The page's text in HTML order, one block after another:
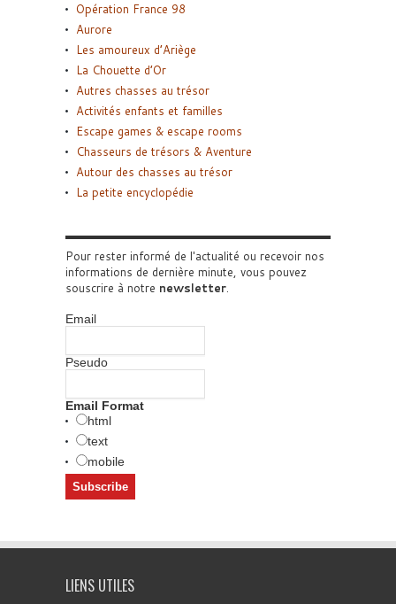
Opération France 98
Aurore
Les amoureux d’Ariège
La Chouette d’Or
Autres chasses au trésor
Activités enfants et familles
Escape games & escape rooms
Chasseurs de trésors & Aventure
Autour des chasses au trésor
La petite encyclopédie
Pour rester informé de l'actualité ou recevoir nos
informations de dernière minute, vous pouvez
souscrire à notre newsletter.
Email
Pseudo
Email Format
html
text
mobile
LIENS UTILES